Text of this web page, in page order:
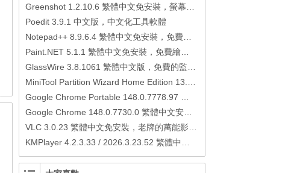
Poedit 3.9.1 中文版，中文化工具軟體